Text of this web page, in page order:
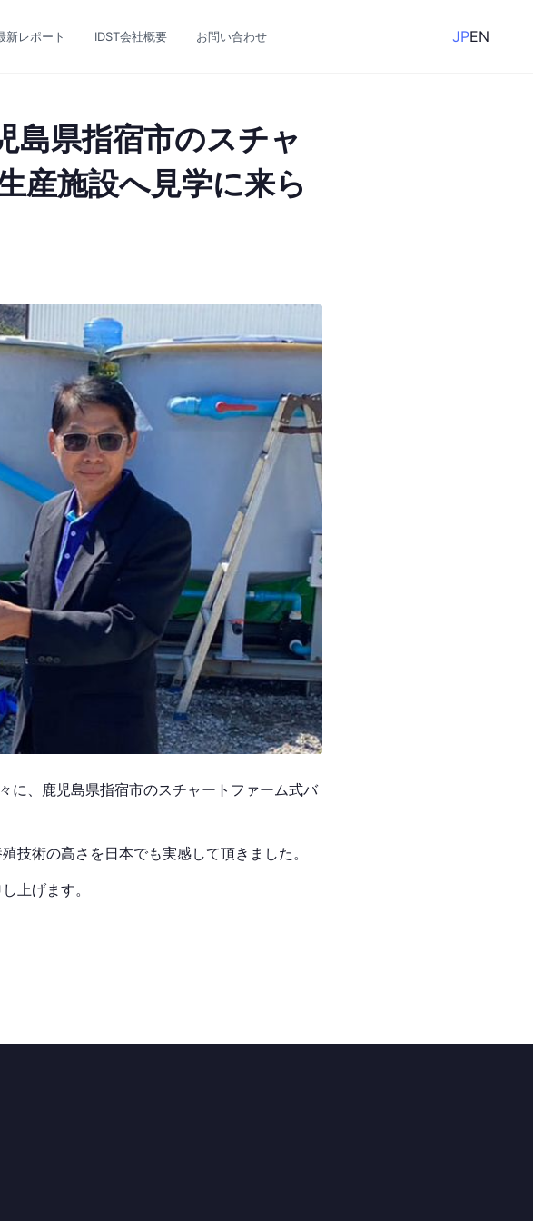
新レポート IDST会社概要 お問い合わせ JPEN
島県指宿市のスチャ
産施設へ見学に来ら
に、鹿児島県指宿市のスチャートファーム式バ
技術の高さを日本でも実感して頂きました。
上げます。